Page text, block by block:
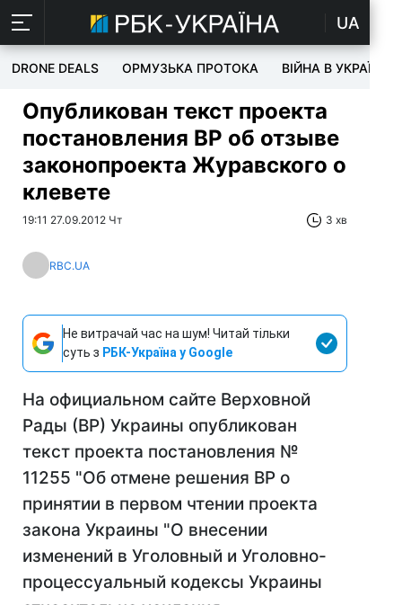
UA
DRONE DEALS ОРМУЗЬКА ПРОТОКА ВІЙНА В УКРАЇНІ
Опубликован текст проекта
постановления ВР об отзыве
законопроекта Журавского о
клевете
19:11 27.09.2012 Чт 3 хв
RBC.UA
Не витрачай час на шум! Читай тільки
суть з РБК-Україна у Google
На официальном сайте Верховной
Рады (ВР) Украины опубликован
текст проекта постановления №
11255 "Об отмене решения ВР о
принятии в первом чтении проекта
закона Украины "О внесении
изменений в Уголовный и Уголовно-
процессуальный кодексы Украины